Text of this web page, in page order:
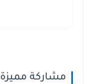
مشاركة مميزة